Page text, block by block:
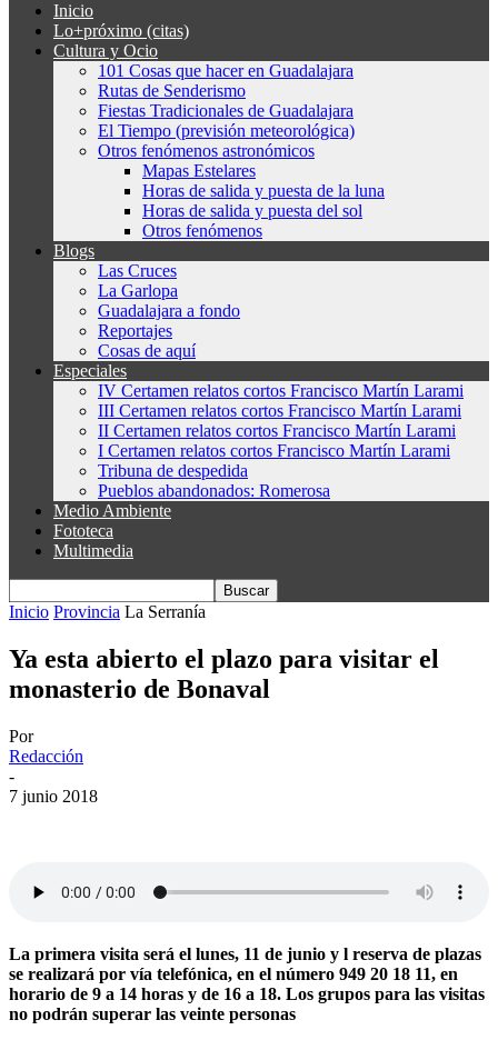
Inicio
Lo+próximo (citas)
Cultura y Ocio
101 Cosas que hacer en Guadalajara
Rutas de Senderismo
Fiestas Tradicionales de Guadalajara
El Tiempo (previsión meteorológica)
Otros fenómenos astronómicos
Mapas Estelares
Horas de salida y puesta de la luna
Horas de salida y puesta del sol
Otros fenómenos
Blogs
Las Cruces
La Garlopa
Guadalajara a fondo
Reportajes
Cosas de aquí
Especiales
IV Certamen relatos cortos Francisco Martín Larami
III Certamen relatos cortos Francisco Martín Larami
II Certamen relatos cortos Francisco Martín Larami
I Certamen relatos cortos Francisco Martín Larami
Tribuna de despedida
Pueblos abandonados: Romerosa
Medio Ambiente
Fototeca
Multimedia
Inicio Provincia La Serranía
Ya esta abierto el plazo para visitar el
monasterio de Bonaval
Por
Redacción
-
7 junio 2018
La primera visita será el lunes, 11 de junio y l reserva de plazas
se realizará por vía telefónica, en el número 949 20 18 11, en
horario de 9 a 14 horas y de 16 a 18. Los grupos para las visitas
no podrán superar las veinte personas